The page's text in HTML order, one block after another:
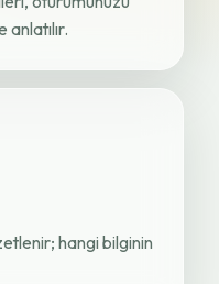
hangi bilginin